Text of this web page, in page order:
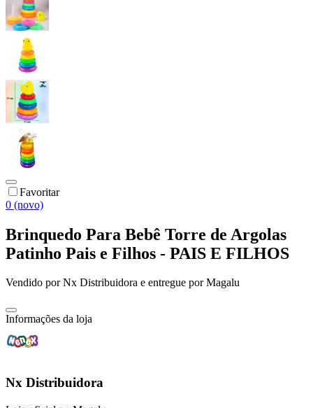
Favoritar
0 (novo)
Brinquedo Para Bebê Torre de Argolas
Patinho Pais e Filhos - PAIS E FILHOS
Vendido porNx Distribuidora e entregue por Magalu
Informações da loja
Nx Distribuidora